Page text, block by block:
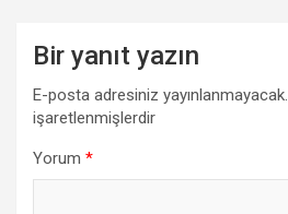
Bir yanıt yazın
E-posta adresiniz yayınlanmayacak.
işaretlenmişlerdir
Yorum *